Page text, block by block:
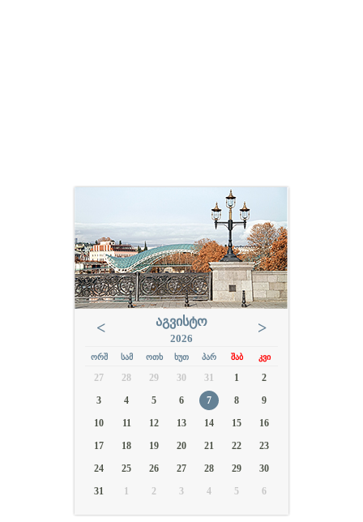
< ᲐᲒᲕᲘᲡᲢᲝ
2026
>
ᲝᲠᲨ ᲡᲐᲛ ᲝᲗᲮ ᲮᲣᲗ ᲞᲐᲠ ᲨᲐᲑ ᲙᲕᲘ
27 28 29 30 31 1
2
3
4 5 6 7 8
9
10
11 12 13 14 15
16
17
18 19 20 21 22
23
24
25 26 27 28 29
30
31
1 2 3 4 5 6